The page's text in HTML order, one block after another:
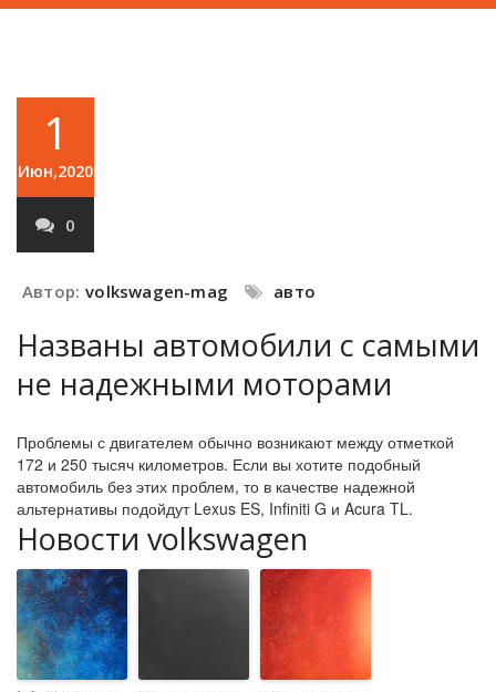
1
Июн,2020
0
Автор: volkswagen-mag авто
Названы автомобили с самыми
не надежными моторами
Проблемы с двигателем обычно возникают между отметкой
172 и 250 тысяч километров. Если вы хотите подобный
автомобиль без этих проблем, то в качестве надежной
альтернативы подойдут Lexus ES, Infiniti G и Acura TL.
Новости volkswagen